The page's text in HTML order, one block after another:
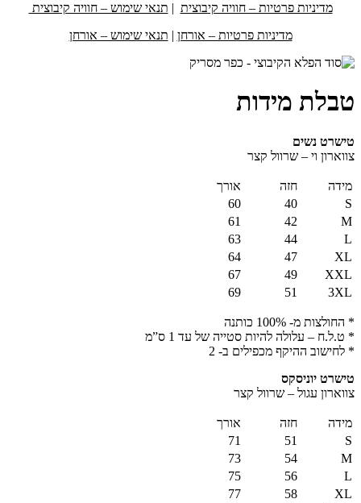
מדיניות פרטיות – חוויה קיבוצית | תנאי שימוש – חוויה קיבוצית
מדיניות פרטיות – אורחן | תנאי שימוש – אורחן
טבלת מידות
טישרט נשים
צווארון וי – שרוול קצר
מידה חזה
אורך
S
40
60
M
42
61
L
44
63
XL
47
64
XXL
49
67
3XL
51
69
* החולצות מ- 100% כותנה
* ט.ל.ח – עלולה להיות סטייה של עד 1 ס”מ
* לחישוב ההיקף מכפילים ב- 2
טישרט יוניסקס
צווארון עגול – שרוול קצר
מידה חזה
אורך
S
51
71
M
54
73
L
56
75
XL
58
77